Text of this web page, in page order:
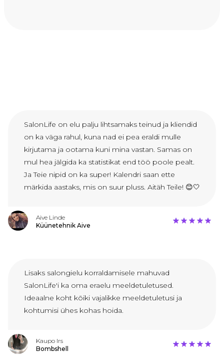
SalonLife on elu palju lihtsamaks teinud ja kliendid
on ka väga rahul, kuna nad ei pea eraldi mulle
kirjutama ja ootama kuni mina vastan. Samas on
mul hea jälgida ka statistikat end töö poole pealt.
Ja Teie nipid on ka super! Kalendri saan ette
märkida aastaks, mis on suur pluss. Aitäh Teile! 😊🤍
Aive Linde
Küünetehnik Aive
Lisaks salongielu korraldamisele mahuvad
SalonLife'i ka oma eraelu meeldetuletused.
Ideaalne koht kõiki vajalikke meeldetuletusi ja
kohtumisi ühes kohas hoida.
Kaupo Irs
Bombshell